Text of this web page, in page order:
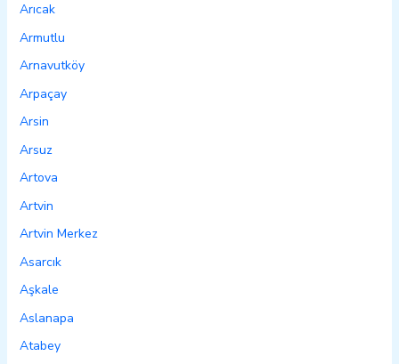
Arıcak
Armutlu
Arnavutköy
Arpaçay
Arsin
Arsuz
Artova
Artvin
Artvin Merkez
Asarcık
Aşkale
Aslanapa
Atabey